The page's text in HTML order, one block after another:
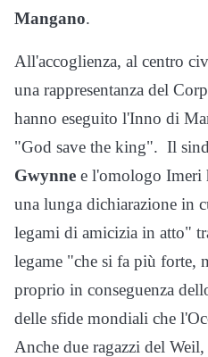
Mangano.
All'accoglienza, al centro
una rappresentanza del
hanno eseguito l'Inno di
"God save the king". Il
Gwynne e l'omologo Imeri
una lunga dichiarazione in
legami di amicizia in atto"
legame "che si fa più forte,
proprio in conseguenza
delle sfide mondiali che
Anche due ragazzi del